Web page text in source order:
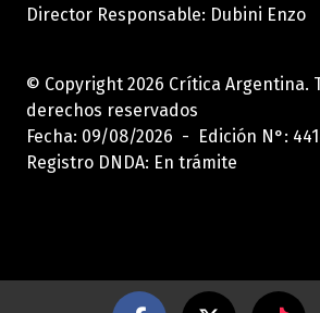
Director Responsable: Dubini Enzo
© Copyright 2026 Crítica Argentina.
derechos reservados
Fecha: 09/08/2026 - Edición N°:
Registro DNDA: En trámite